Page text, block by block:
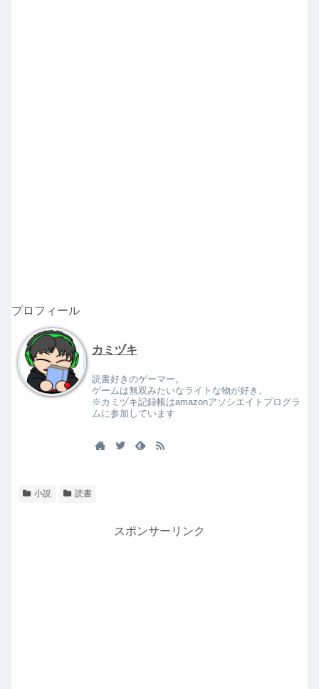
プロフィール
カミヅキ
読書好きのゲーマー。
ゲームは無双みたいなライトな物が好き。
※カミヅキ記録帳はamazonアソシエイトプログラ
ムに参加しています
小説 読書
スポンサーリンク